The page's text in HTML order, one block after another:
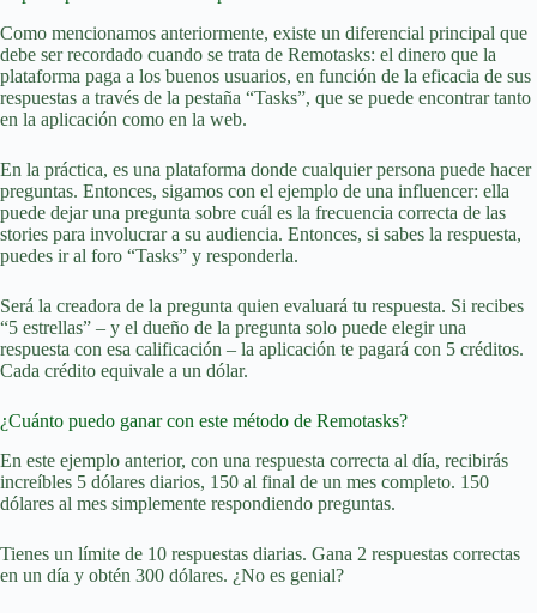
Como mencionamos anteriormente, existe un diferencial principal que
debe ser recordado cuando se trata de Remotasks: el dinero que la
plataforma paga a los buenos usuarios, en función de la eficacia de sus
respuestas a través de la pestaña “Tasks”, que se puede encontrar tanto
en la aplicación como en la web.
En la práctica, es una plataforma donde cualquier persona puede hacer
preguntas. Entonces, sigamos con el ejemplo de una influencer: ella
puede dejar una pregunta sobre cuál es la frecuencia correcta de las
stories para involucrar a su audiencia. Entonces, si sabes la respuesta,
puedes ir al foro “Tasks” y responderla.
Será la creadora de la pregunta quien evaluará tu respuesta. Si recibes
“5 estrellas” – y el dueño de la pregunta solo puede elegir una
respuesta con esa calificación – la aplicación te pagará con 5 créditos.
Cada crédito equivale a un dólar.
¿Cuánto puedo ganar con este método de Remotasks?
En este ejemplo anterior, con una respuesta correcta al día, recibirás
increíbles 5 dólares diarios, 150 al final de un mes completo. 150
dólares al mes simplemente respondiendo preguntas.
Tienes un límite de 10 respuestas diarias. Gana 2 respuestas correctas
en un día y obtén 300 dólares. ¿No es genial?